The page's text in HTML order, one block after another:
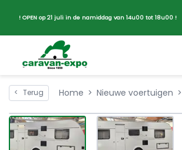
! OPEN op 21 juli in de namiddag van 14u00 tot 18u00 !
< Terug Home Nieuwe voertuigen